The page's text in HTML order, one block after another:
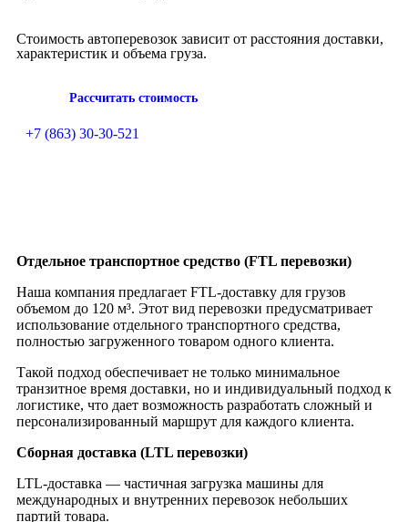
Стоимость автоперевозок зависит от расстояния доставки,
характеристик и объема груза.
Рассчитать стоимость
+7 (863) 30-30-521
Отдельное транспортное средство (FTL перевозки)
Наша компания предлагает FTL-доставку для грузов
объемом до 120 м³. Этот вид перевозки предусматривает
использование отдельного транспортного средства,
полностью загруженного товаром одного клиента.
Такой подход обеспечивает не только минимальное
транзитное время доставки, но и индивидуальный подход к
логистике, что дает возможность разработать сложный и
персонализированный маршрут для каждого клиента.
Сборная доставка (LTL перевозки)
LTL-доставка — частичная загрузка машины для
международных и внутренних перевозок небольших
партий товара.